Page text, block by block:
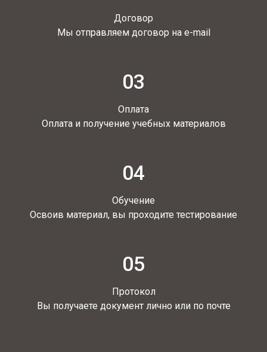
Договор
Мы отправляем договор на e-mail
03
Оплата
Оплата и получение учебных материалов
04
Обучение
Освоив материал, вы проходите тестирование
05
Протокол
Вы получаете документ лично или по почте